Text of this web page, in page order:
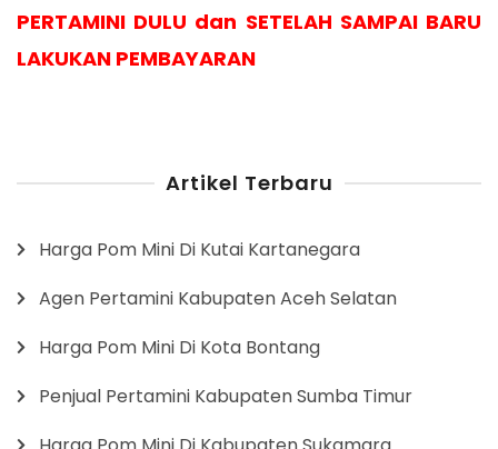
PERTAMINI DULU dan SETELAH SAMPAI BARU
LAKUKAN PEMBAYARAN
Artikel Terbaru
Harga Pom Mini Di Kutai Kartanegara
Agen Pertamini Kabupaten Aceh Selatan
Harga Pom Mini Di Kota Bontang
Penjual Pertamini Kabupaten Sumba Timur